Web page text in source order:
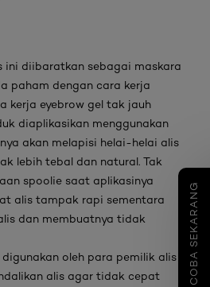
COBA SEKARANG
ini diibaratkan sebagai maskara
paham dengan cara kerja
kerja eyebrow gel tak jauh
diaplikasikan menggunakan
akan melapisi helai-helai alis
lebih tebal dan natural. Tak
spoolie saat aplikasinya
alis tampak rapi sementara
dan membuatnya tidak
digunakan oleh para pemilik alis
alis agar tidak cepat